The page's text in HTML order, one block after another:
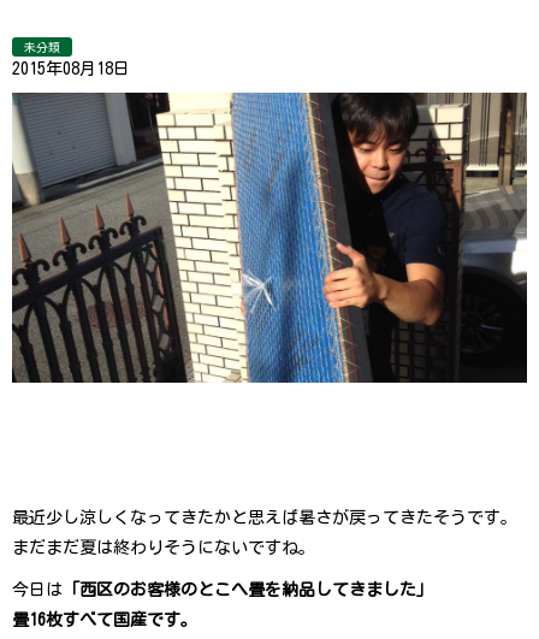
未分類
2015年08月18日
最近少し涼しくなってきたかと思えば暑さが戻ってきたそうです。
まだまだ夏は終わりそうにないですね。
今日は 「西区のお客様のとこへ畳を納品してきました」
畳16枚すべて国産です。